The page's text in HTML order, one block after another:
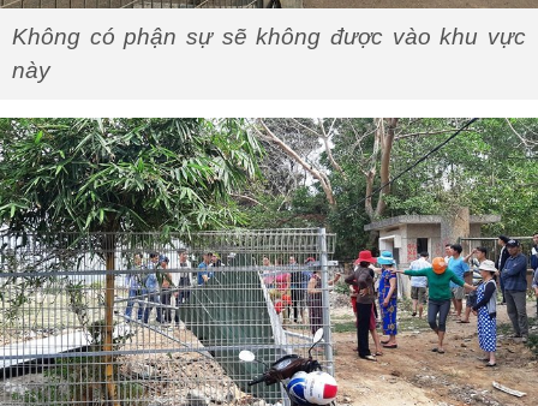
Không có phận sự sẽ không được vào khu vực
này